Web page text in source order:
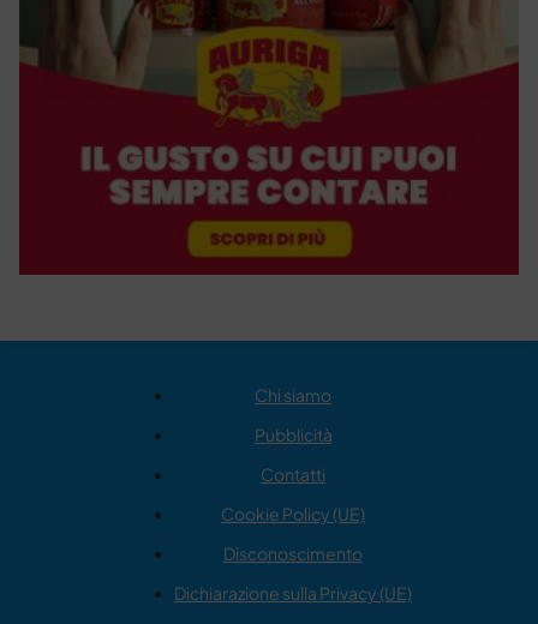
Chi siamo
Pubblicità
Contatti
Cookie Policy (UE)
Disconoscimento
Dichiarazione sulla Privacy (UE)